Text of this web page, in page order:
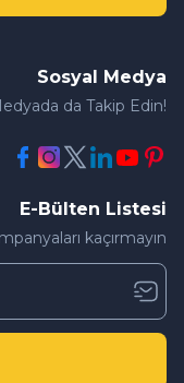
Sosyal Medya
da Takip Edin!
E-Bülten Listesi
kaçırmayın